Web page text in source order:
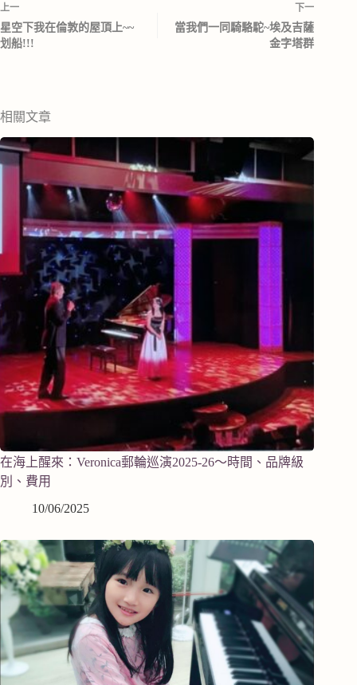
上一
星空下我在倫敦的屋頂上~~
划船!!!
下一
當我們一同騎駱駝~埃及吉薩
金字塔群
相關文章
在海上醒來：Veronica郵輪巡演2025-26～時間、品牌級
別、費用
10/06/2025